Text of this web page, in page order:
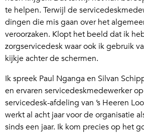
te helpen. Terwijl de
dingen die mis gaan over het
veroorzaken. Klopt het beeld dat ik
zorgservicedesk waar ook ik gebruik
kijkje achter de schermen.
Ik spreek Paul Nganga en Silvan
en ervaren servicedeskmedewerker
servicedesk-afdeling van ’s Heeren
werkt al acht jaar voor de organisatie
sinds een jaar. Ik kom precies op het